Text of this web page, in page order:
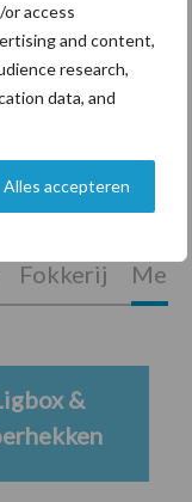
access
and content,
research,
data, and
Alles accepteren
is in
Fokkerij
&